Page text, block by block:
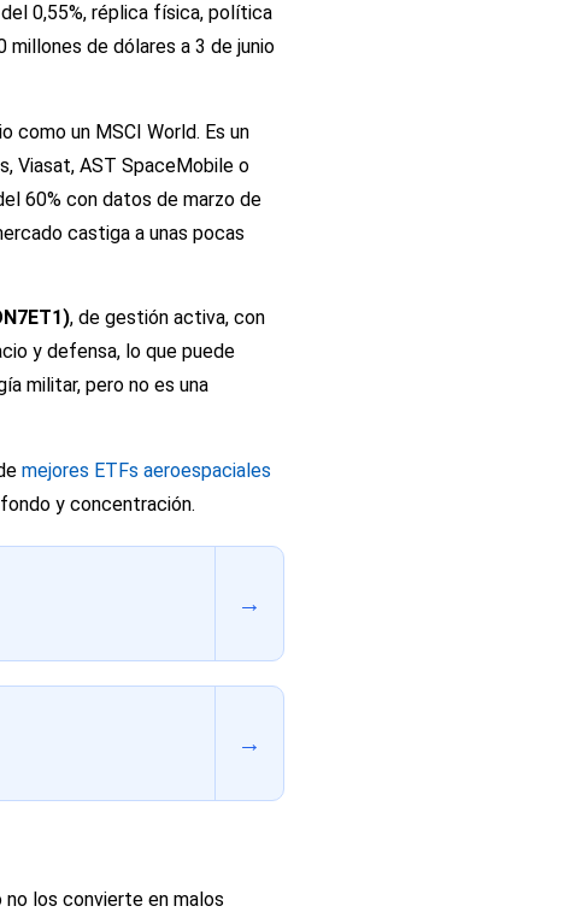
0,55%, réplica física, política
millones de dólares a 3 de junio
como un MSCI World. Es un
Viasat, AST SpaceMobile o
60% con datos de marzo de
castiga a unas pocas
, de gestión activa, con
y defensa, lo que puede
militar, pero no es una
mejores ETFs aeroespaciales
y concentración.
→
→
los convierte en malos